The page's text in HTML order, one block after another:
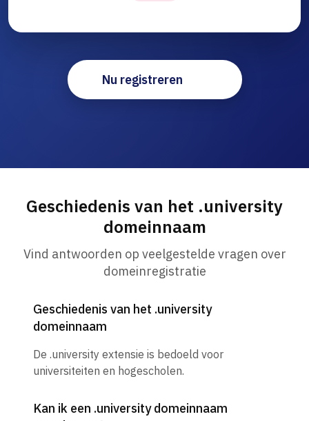
Nu registreren
Geschiedenis van het .university
domeinnaam
Vind antwoorden op veelgestelde vragen over
domeinregistratie
Geschiedenis van het .university
domeinnaam
De .university extensie is bedoeld voor
universiteiten en hogescholen.
Kan ik een .university domeinnaam